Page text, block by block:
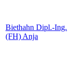
Biethahn Dipl.-Ing.
(FH) Anja